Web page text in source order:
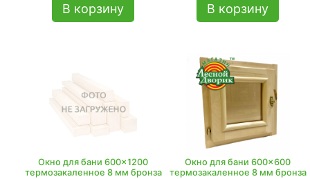
В корзину В корзину
Окно для бани 600x1200
термозакаленное 8 мм бронза
Окно для бани 600x600
термозакаленное 8 мм бронза